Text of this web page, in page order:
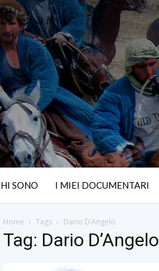
SONO I MIEI DOCUMENTARI
Home Tags Dario D’Angelo
Tag: Dario D’Angelo